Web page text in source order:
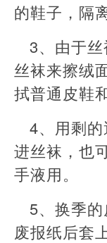
的鞋子，隔
3、由于
丝袜来擦绒
拭普通皮鞋
4、用剩
进丝袜，也
手液用。
5、换季
废报纸后套